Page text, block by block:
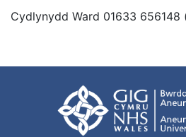
Cydlynydd Ward 01633 656148